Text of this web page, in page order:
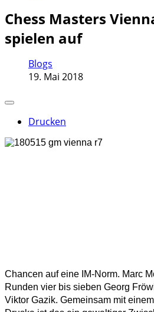
Chess Masters
spielen auf
Blogs
19. Mai 2018
Drucken
Chancen auf eine IM-Norm. Marc
Runden vier bis sieben Georg
Viktor Gazik. Gemeinsam mit